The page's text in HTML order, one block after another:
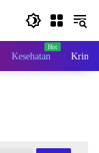
Kesehatan